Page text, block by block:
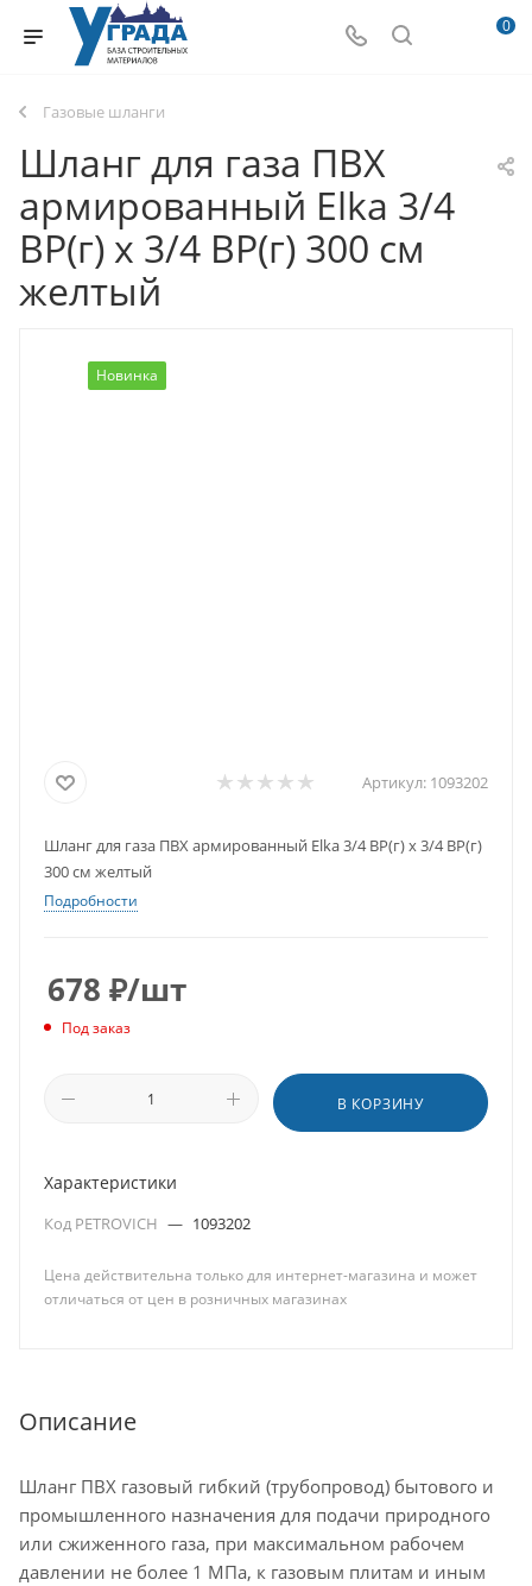
0
Газовые шланги
Шланг для газа ПВХ
армированный Elka 3/4
ВР(г) х 3/4 ВР(г) 300 см
желтый
Новинка
Артикул: 1093202
Шланг для газа ПВХ армированный Elka 3/4 ВР(г) х 3/4 ВР(г)
300 см желтый
Подробности
678 ₽/шт
Под заказ
В КОРЗИНУ
Характеристики
Код PETROVICH — 1093202
Цена действительна только для интернет-магазина и может
отличаться от цен в розничных магазинах
Описание
Шланг ПВХ газовый гибкий (трубопровод) бытового и
промышленного назначения для подачи природного
или сжиженного газа, при максимальном рабочем
давлении не более 1 МПа, к газовым плитам и иным